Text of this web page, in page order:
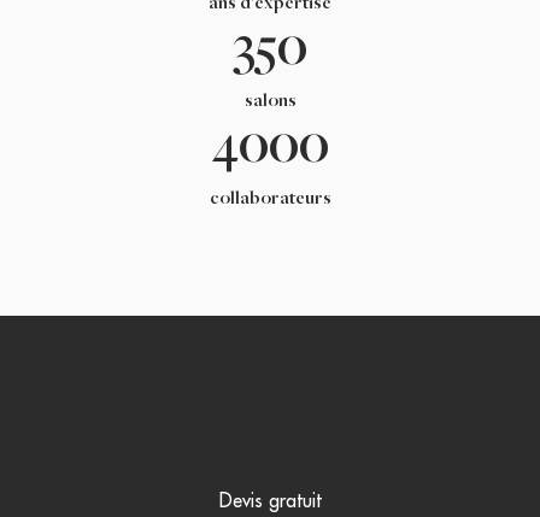
350
salons
4000
collaborateurs
Devis gratuit